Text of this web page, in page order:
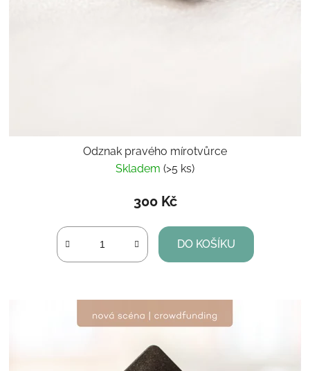
Odznak pravého mírotvůrce
Skladem (>5 ks)
300 Kč
DO KOŠÍKU